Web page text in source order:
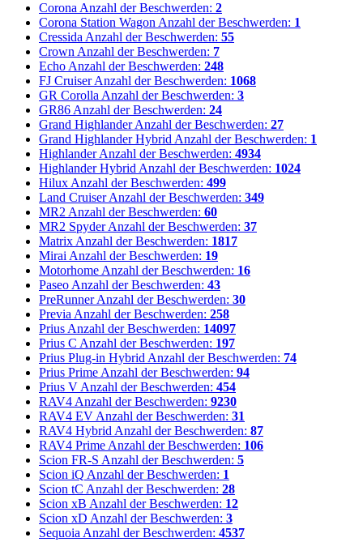
Corona Anzahl der Beschwerden: 2
Corona Station Wagon Anzahl der Beschwerden: 1
Cressida Anzahl der Beschwerden: 55
Crown Anzahl der Beschwerden: 7
Echo Anzahl der Beschwerden: 248
FJ Cruiser Anzahl der Beschwerden: 1068
GR Corolla Anzahl der Beschwerden: 3
GR86 Anzahl der Beschwerden: 24
Grand Highlander Anzahl der Beschwerden: 27
Grand Highlander Hybrid Anzahl der Beschwerden: 1
Highlander Anzahl der Beschwerden: 4934
Highlander Hybrid Anzahl der Beschwerden: 1024
Hilux Anzahl der Beschwerden: 499
Land Cruiser Anzahl der Beschwerden: 349
MR2 Anzahl der Beschwerden: 60
MR2 Spyder Anzahl der Beschwerden: 37
Matrix Anzahl der Beschwerden: 1817
Mirai Anzahl der Beschwerden: 19
Motorhome Anzahl der Beschwerden: 16
Paseo Anzahl der Beschwerden: 43
PreRunner Anzahl der Beschwerden: 30
Previa Anzahl der Beschwerden: 258
Prius Anzahl der Beschwerden: 14097
Prius C Anzahl der Beschwerden: 197
Prius Plug-in Hybrid Anzahl der Beschwerden: 74
Prius Prime Anzahl der Beschwerden: 94
Prius V Anzahl der Beschwerden: 454
RAV4 Anzahl der Beschwerden: 9230
RAV4 EV Anzahl der Beschwerden: 31
RAV4 Hybrid Anzahl der Beschwerden: 87
RAV4 Prime Anzahl der Beschwerden: 106
Scion FR-S Anzahl der Beschwerden: 5
Scion iQ Anzahl der Beschwerden: 1
Scion tC Anzahl der Beschwerden: 28
Scion xB Anzahl der Beschwerden: 12
Scion xD Anzahl der Beschwerden: 3
Sequoia Anzahl der Beschwerden: 4537